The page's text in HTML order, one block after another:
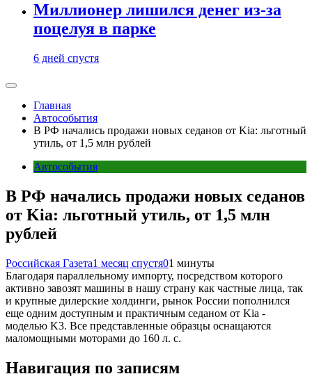
Миллионер лишился денег из-за
поцелуя в парке
6 дней спустя
Главная
Автособытия
В РФ начались продажи новых седанов от Kia: льготный
утиль, от 1,5 млн рублей
Автособытия
В РФ начались продажи новых седанов
от Kia: льготный утиль, от 1,5 млн
рублей
Российская Газета1 месяц спустя01 минуты
Благодаря параллельному импорту, посредством которого
активно завозят машины в нашу страну как частные лица, так
и крупные дилерские холдинги, рынок России пополнился
еще одним доступным и практичным седаном от Kia -
моделью K3. Все представленные образцы оснащаются
маломощными моторами до 160 л. с.
Навигация по записям